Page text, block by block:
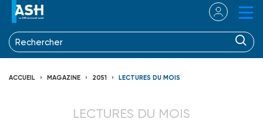
ACCUEIL MAGAZINE 2051 LECTURES DU MOIS
LECTURES DU MOIS